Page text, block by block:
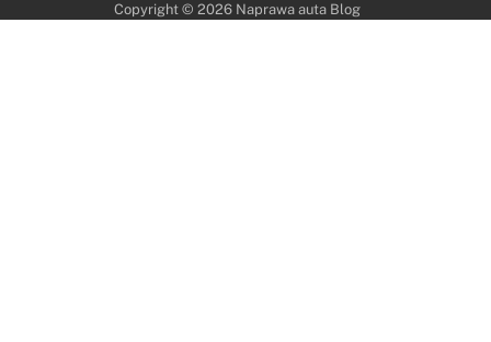
Copyright © 2026 Naprawa auta Blog